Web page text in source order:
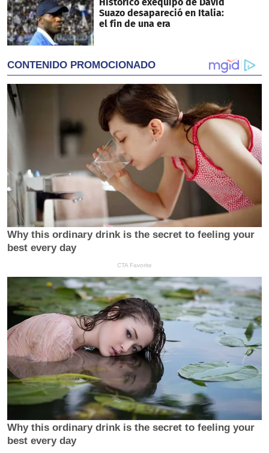
Suazo desapareció en Italia:
el fin de una era